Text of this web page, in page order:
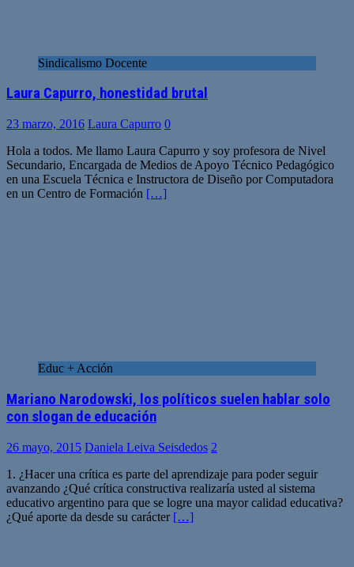
Sindicalismo Docente
Laura Capurro, honestidad brutal
23 marzo, 2016 Laura Capurro 0
Hola a todos. Me llamo Laura Capurro y soy profesora de Nivel
Secundario, Encargada de Medios de Apoyo Técnico Pedagógico
en una Escuela Técnica e Instructora de Diseño por Computadora
en un Centro de Formación […]
Educ + Acción
Mariano Narodowski, los políticos suelen hablar solo
con slogan de educación
26 mayo, 2015 Daniela Leiva Seisdedos 2
1. ¿Hacer una crítica es parte del aprendizaje para poder seguir
avanzando ¿Qué crítica constructiva realizaría usted al sistema
educativo argentino para que se logre una mayor calidad educativa?
¿Qué aporte da desde su carácter […]